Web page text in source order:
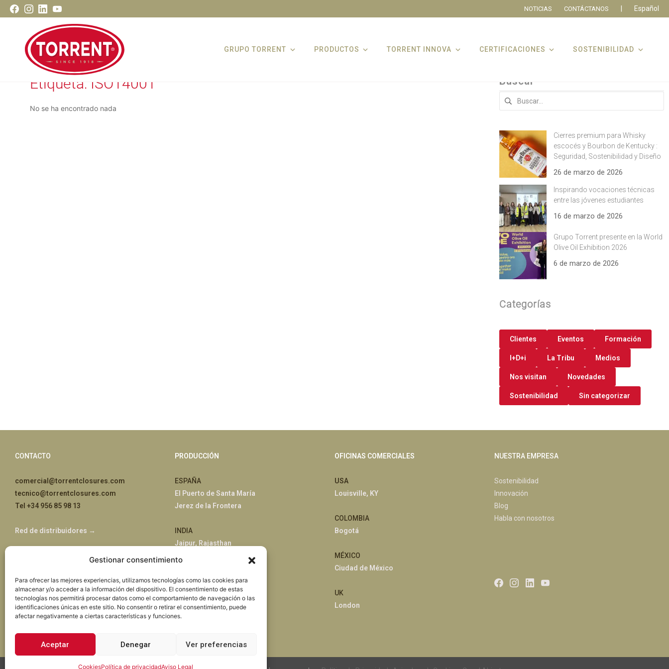
Gestionar consentimiento
Para ofrecer las mejores experiencias, utilizamos tecnologías como las cookies para
almacenar y/o acceder a la información del dispositivo. El consentimiento de estas
tecnologías nos permitirá procesar datos como el comportamiento de navegación o las
identificaciones únicas en este sitio. No consentir o retirar el consentimiento, puede
afectar negativamente a ciertas características y funciones.
Aceptar Denegar Ver preferencias
CookiesPolítica de privacidadAviso Legal
Saltar
al
FacebookInstagram
LinkedInYoutube NOTICIAS CONTÁCTANOS Español
Torrent Closures
GRUPO TORRENT PRODUCTOS TORRENT INNOVA CERTIFICACIONES SOSTENIBILIDAD
Etiqueta: ISO14001
No se ha encontrado nada
Buscar
Buscar:
Cierres premium para Whisky
escocés y Bourbon de Kentucky :
Seguridad, Sostenibilidad y Diseño
26 de marzo de 2026
Inspirando vocaciones técnicas
entre las jóvenes estudiantes
16 de marzo de 2026
Grupo Torrent presente en la World
Olive Oil Exhibition 2026
6 de marzo de 2026
Categorías
Clientes Eventos Formación
I+D+i La Tribu Medios
Nos visitan Novedades
Sostenibilidad Sin categorizar
CONTACTO
comercial@torrentclosures.com
tecnico@torrentclosures.com
Tel +34 956 85 98 13
Red de distribuidores →
PRODUCCIÓN
ESPAÑA
El Puerto de Santa María
Jerez de la Frontera
INDIA
Jaipur, Rajasthan
Nairobi, Kenia
OFICINAS COMERCIALES
USA
Louisville, KY
COLOMBIA
Bogotá
MÉXICO
Ciudad de México
UK
London
NUESTRA EMPRESA
Sostenibilidad
Innovación
Blog
Habla con nosotros
Facebook
Instagram
LinkedIn
Youtube